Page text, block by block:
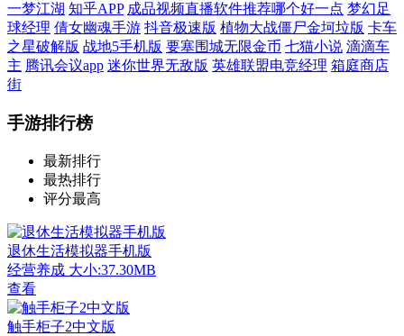
一梦江湖 知乎APP 成品视频直播软件推荐哪个好一点 梦幻足
球经理 倩女幽魂手游 抖音极速版 植物大战僵尸金坷垃版 卡车
之星破解版 战地5手机版 要塞围城无限金币 七猫小说 滴滴车
主 腾讯会议app 迷你世界无敌版 英雄联盟电竞经理 箱庭商店
街
手游排行榜
最新排行
最热排行
评分最高
退休生活模拟器手机版
经营养成 大小:37.30MB
查看
触手柜子2中文版